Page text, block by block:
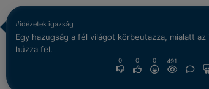
#idézetek igazság
Egy hazugság a fél világot körbeutazza, mialatt
húzza fel.
0 0 0 491